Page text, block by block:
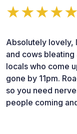
Absolutely lovely,
and cows
locals who come
gone by 11pm.
so you need
people coming